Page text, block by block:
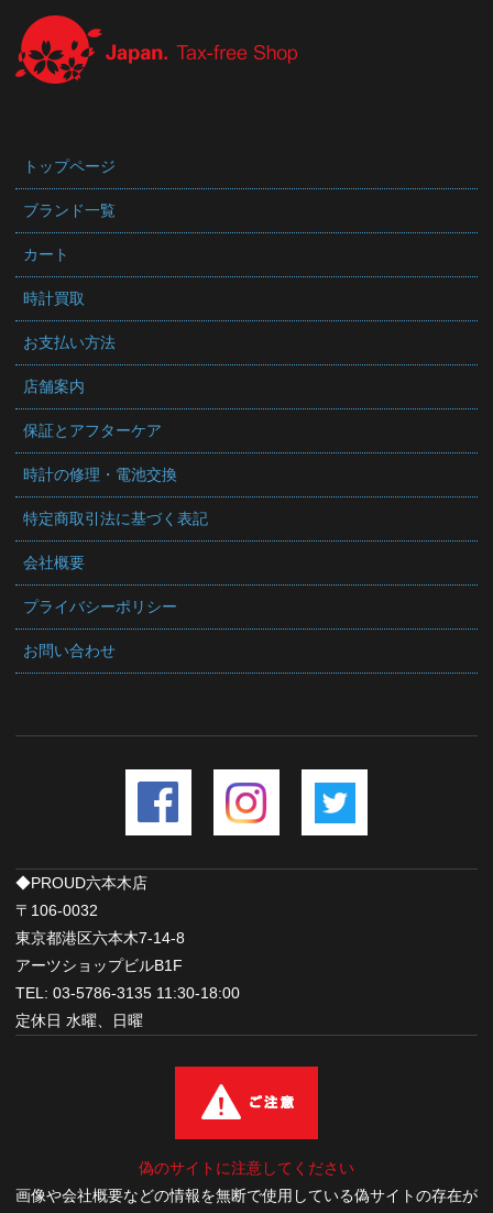
トップページ
ブランド一覧
カート
時計買取
お支払い方法
店舗案内
保証とアフターケア
時計の修理・電池交換
特定商取引法に基づく表記
会社概要
プライバシーポリシー
お問い合わせ
◆PROUD六本木店
〒106-0032
東京都港区六本木7-14-8
アーツショップビルB1F
TEL: 03-5786-3135 11:30-18:00
定休日 水曜、日曜
偽のサイトに注意してください
画像や会社概要などの情報を無断で使用している偽サイトの存在が